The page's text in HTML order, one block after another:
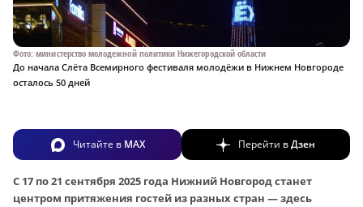
Фото: министерство молодежной политики Нижегородской области
До начала Слёта Всемирного фестиваля молодёжи в Нижнем Новгороде
осталось 50 дней
Читайте в MAX Перейти вДзен
С 17 по 21 сентября 2025 года Нижний Новгород станет
центром притяжения гостей из разных стран — здесь